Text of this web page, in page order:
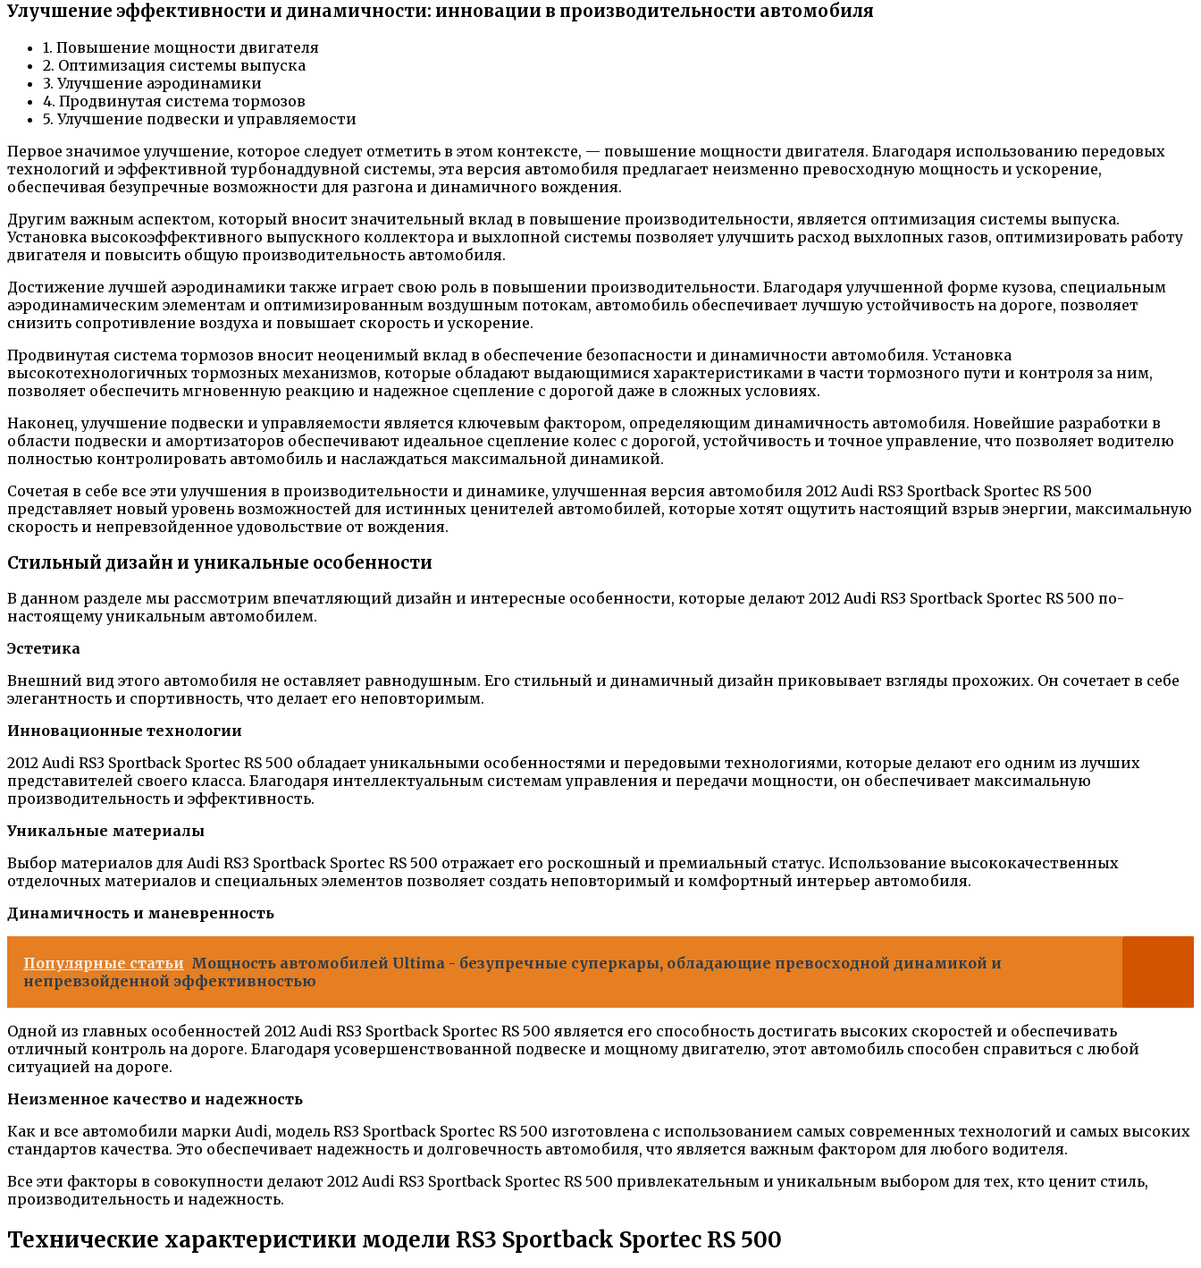
Улучшение эффективности и динамичности: инновации в производительности автомобиля
1. Повышение мощности двигателя
2. Оптимизация системы выпуска
3. Улучшение аэродинамики
4. Продвинутая система тормозов
5. Улучшение подвески и управляемости
Первое значимое улучшение, которое следует отметить в этом контексте, — повышение мощности двигателя. Благодаря использованию передовых
технологий и эффективной турбонаддувной системы, эта версия автомобиля предлагает неизменно превосходную мощность и ускорение,
обеспечивая безупречные возможности для разгона и динамичного вождения.
Другим важным аспектом, который вносит значительный вклад в повышение производительности, является оптимизация системы выпуска.
Установка высокоэффективного выпускного коллектора и выхлопной системы позволяет улучшить расход выхлопных газов, оптимизировать работу
двигателя и повысить общую производительность автомобиля.
Доcтижение лучшей аэродинамики также играет свою роль в повышении производительности. Благодаря улучшенной форме кузова, специальным
аэродинамическим элементам и оптимизированным воздушным потокам, автомобиль обеспечивает лучшую устойчивость на дороге, позволяет
снизить сопротивление воздуха и повышает скорость и ускорение.
Продвинутая система тормозов вносит неоценимый вклад в обеспечение безопасности и динамичности автомобиля. Установка
высокотехнологичных тормозных механизмов, которые обладают выдающимися характеристиками в части тормозного пути и контроля за ним,
позволяет обеспечить мгновенную реакцию и надежное сцепление с дорогой даже в сложных условиях.
Наконец, улучшение подвески и управляемости является ключевым фактором, определяющим динамичность автомобиля. Новейшие разработки в
области подвески и амортизаторов обеспечивают идеальное сцепление колес с дорогой, устойчивость и точное управление, что позволяет водителю
полностью контролировать автомобиль и наслаждаться максимальной динамикой.
Сочетая в себе все эти улучшения в производительности и динамике, улучшенная версия автомобиля 2012 Audi RS3 Sportback Sportec RS 500
представляет новый уровень возможностей для истинных ценителей автомобилей, которые хотят ощутить настоящий взрыв энергии, максимальную
скорость и непревзойденное удовольствие от вождения.
Стильный дизайн и уникальные особенности
В данном разделе мы рассмотрим впечатляющий дизайн и интересные особенности, которые делают 2012 Audi RS3 Sportback Sportec RS 500 по-
настоящему уникальным автомобилем.
Эстетика
Внешний вид этого автомобиля не оставляет равнодушным. Его стильный и динамичный дизайн приковывает взгляды прохожих. Он сочетает в себе
элегантность и спортивность, что делает его неповторимым.
Инновационные технологии
2012 Audi RS3 Sportback Sportec RS 500 обладает уникальными особенностями и передовыми технологиями, которые делают его одним из лучших
представителей своего класса. Благодаря интеллектуальным системам управления и передачи мощности, он обеспечивает максимальную
производительность и эффективность.
Уникальные материалы
Выбор материалов для Audi RS3 Sportback Sportec RS 500 отражает его роскошный и премиальный статус. Использование высококачественных
отделочных материалов и специальных элементов позволяет создать неповторимый и комфортный интерьер автомобиля.
Динамичность и маневренность
Популярные статьи Мощность автомобилей Ultima - безупречные суперкары, обладающие превосходной динамикой и
непревзойденной эффективностью
Одной из главных особенностей 2012 Audi RS3 Sportback Sportec RS 500 является его способность достигать высоких скоростей и обеспечивать
отличный контроль на дороге. Благодаря усовершенствованной подвеске и мощному двигателю, этот автомобиль способен справиться с любой
ситуацией на дороге.
Неизменное качество и надежность
Как и все автомобили марки Audi, модель RS3 Sportback Sportec RS 500 изготовлена с использованием самых современных технологий и самых высоких
стандартов качества. Это обеспечивает надежность и долговечность автомобиля, что является важным фактором для любого водителя.
Все эти факторы в совокупности делают 2012 Audi RS3 Sportback Sportec RS 500 привлекательным и уникальным выбором для тех, кто ценит стиль,
производительность и надежность.
Технические характеристики модели RS3 Sportback Sportec RS 500